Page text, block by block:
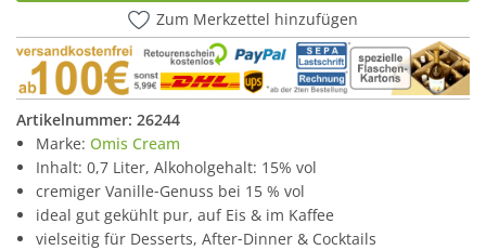
Zum Merkzettel hinzufügen
Artikelnummer: 26244
Marke: Omis Cream
Inhalt: 0,7 Liter, Alkoholgehalt: 15% vol
cremiger Vanille‑Genuss bei 15 % vol
ideal gut gekühlt pur, auf Eis & im Kaffee
vielseitig für Desserts, After‑Dinner & Cocktails